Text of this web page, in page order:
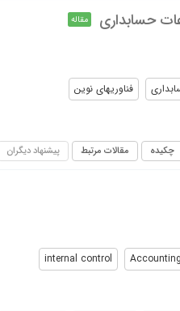
حسابداری مقاله
فناوریهای نوین
چکیده مقالات مرتبط پیشنهاد دیگران
internal control